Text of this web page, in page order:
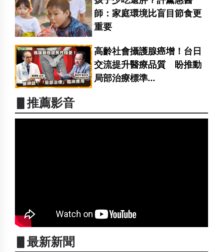
師：家庭環境比盲目節食更
重要
高齡社會攝護腺癌增！台日
交流提升醫療品質 盼推動
局部治療標準...
▋推薦影音
▋最新新聞